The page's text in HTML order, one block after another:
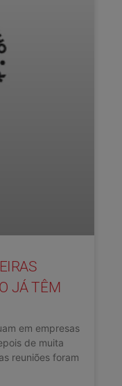
JÁ TÊM
em empresas
de muita
reuniões foram